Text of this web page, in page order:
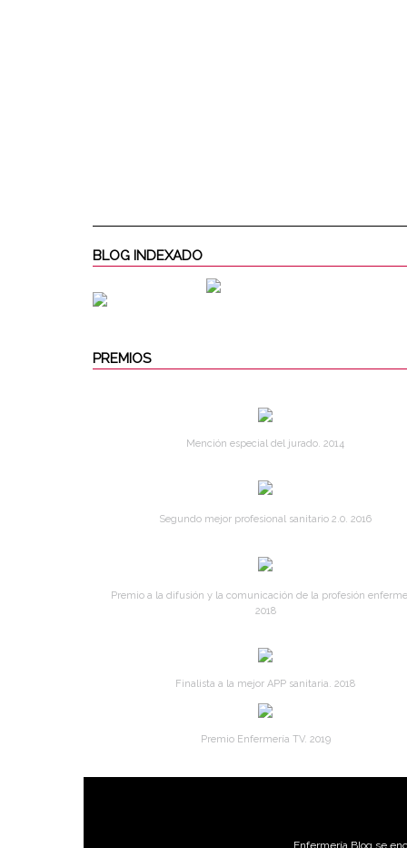
BLOG INDEXADO
PREMIOS
Mención especial del jurado. 2014
Segundo mejor profesional sanitario 2.0. 2016
Premio a la difusión y la comunicación de la profesión
2018
Finalista a la mejor APP sanitaria. 2018
Premio Enfermería TV. 2019